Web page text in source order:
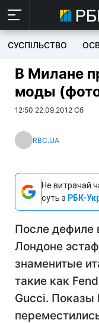
СУСПІЛЬСТВО
В Милане
моды
12:50 22.09.2012 Сб
RBC.UA
Не витрачай
суть з РБК-
После
Лондоне
знаменитые
такие как
Gucci.